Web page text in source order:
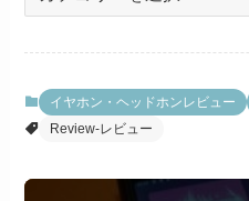
ー
イヤホン・ヘッドホンレビュー
Review-レビュー